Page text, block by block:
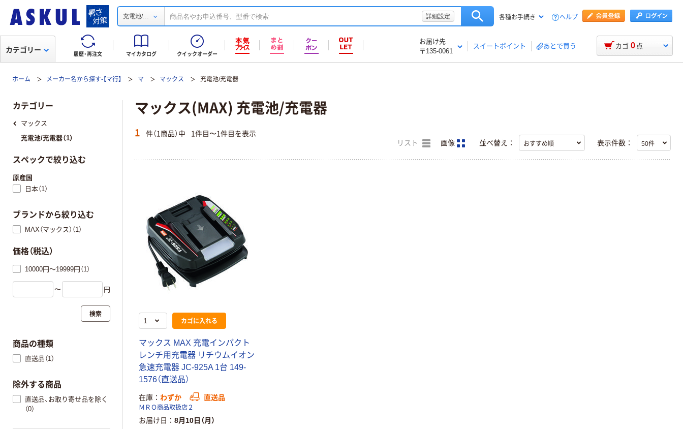
充電池/... 詳細設定 各種お手続き ヘルプ
履歴・再注文 マイカタログ クイックオーダー
お届け先
〒135-0061
スイートポイント あとで買う
カテゴリー カゴ 0 点
ホーム メーカー名から探す-【マ行】 マ マックス 充電池/充電器
マックス(MAX) 充電池/充電器
1 件（1商品）中 1件目〜1件目を表示
リスト 画像 並べ替え： 表示件数：
カゴに入れる
マックス MAX 充電インパクト
レンチ用充電器 リチウムイオン
急速充電器 JC-925A 1台 149-
1576（直送品）
在庫 わずか 直送品
ＭＲＯ商品取扱店２
お届け日 8月10日（月）
カテゴリー
マックス
充電池/充電器（1）
スペックで絞り込む
原産国
日本（1）
ブランドから絞り込む
MAX（マックス）（1）
価格（税込）
10000円～19999円（1）
〜 円
検索
商品の種類
直送品（1）
除外する商品
直送品、お取り寄せ品を除く
（0）